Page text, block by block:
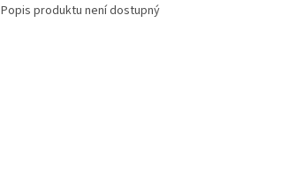
Popis produktu není dostupný